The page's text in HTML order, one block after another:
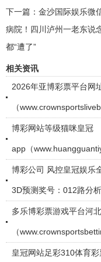
下一篇： 金沙国际娱乐微
病院！四川泸州一老东说
都“遭了”
相关资讯
2026年亚博彩票平台网
（
博彩网站等级猫咪皇冠
app（
博彩公司 风控皇冠娱乐
3D预测奖号：012路分析
多乐博彩票游戏平台河
（
皇冠网站足彩310体育